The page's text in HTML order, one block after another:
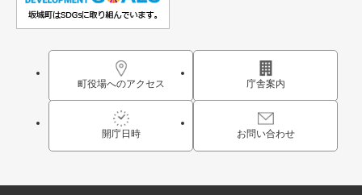
町役場へのアクセス 庁舎案内
開庁日時 お問い合わせ